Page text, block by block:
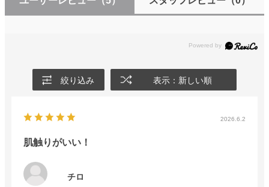
絞り込み 表示：新しい順
2026.6.2
肌触りがいい！
チロ